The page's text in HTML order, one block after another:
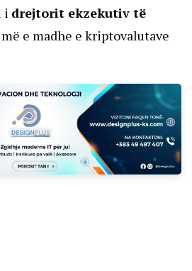
i drejtorit ekzekutiv të
e madhe e kriptovalutave